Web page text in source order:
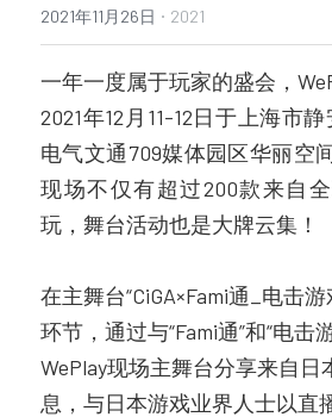
2021
2020
2019
2018
2017
招商手册下载
2021年11月26日 · 2021
一年一度属于玩家的盛会，
2021年12月11-12日于上海市
电气文通709媒体园区华丽空
现场不仅有超过200款来自
玩，舞台活动也是大牌云集！
在主舞台“CiGA×Fami通_电击
环节，通过与“Fami通”和“电击
WePlay现场主舞台分享来自日
息，与日本游戏业界人士以直